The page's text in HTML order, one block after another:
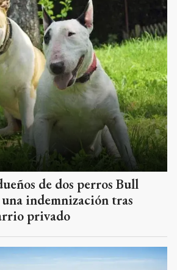
de dos perros Bull
indemnización tras
privado